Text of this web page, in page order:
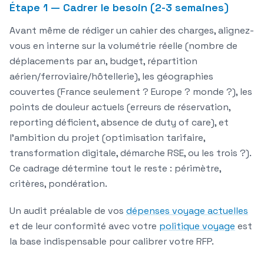
Étape 1 — Cadrer le besoin (2-3 semaines)
Avant même de rédiger un cahier des charges, alignez-
vous en interne sur la volumétrie réelle (nombre de
déplacements par an, budget, répartition
aérien/ferroviaire/hôtellerie), les géographies
couvertes (France seulement ? Europe ? monde ?), les
points de douleur actuels (erreurs de réservation,
reporting déficient, absence de duty of care), et
l'ambition du projet (optimisation tarifaire,
transformation digitale, démarche RSE, ou les trois ?).
Ce cadrage détermine tout le reste : périmètre,
critères, pondération.
Un audit préalable de vos dépenses voyage actuelles
et de leur conformité avec votre politique voyage est
la base indispensable pour calibrer votre RFP.